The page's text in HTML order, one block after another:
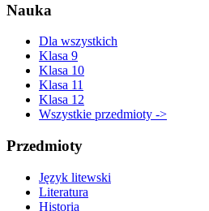
Nauka
Dla wszystkich
Klasa 9
Klasa 10
Klasa 11
Klasa 12
Wszystkie przedmioty ->
Przedmioty
Język litewski
Literatura
Historia